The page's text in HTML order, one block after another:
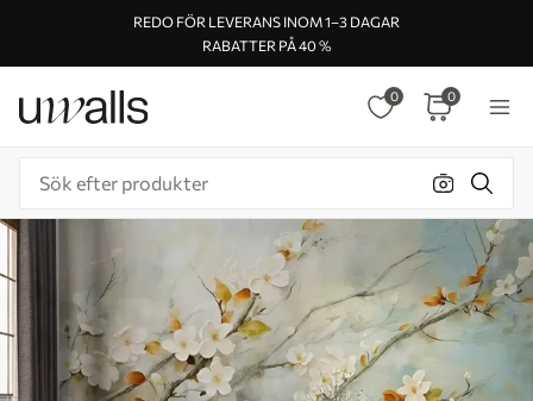
REDO FÖR LEVERANS INOM 1–3 DAGAR
RABATTER PÅ 40 %
0 0